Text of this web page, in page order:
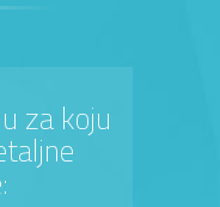
za koju